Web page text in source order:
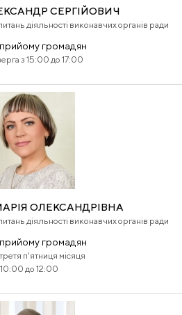
СЕРГІЙОВИЧ
діяльності виконавчих органів ради
громадян
з 15:00 до 17:00
ОЛЕКСАНДРІВНА
діяльності виконавчих органів ради
громадян
п'ятниця місяця
до 12:00